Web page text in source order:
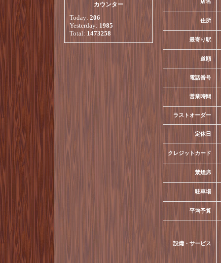
住所
最寄り駅
道順
電話番号
営業時間
ラストオーダー
定休日
クレジットカード
禁煙席
駐車場
平均予算
設備・サービス
カウンター
Today: 206
Yesterday: 1985
Total: 1473258